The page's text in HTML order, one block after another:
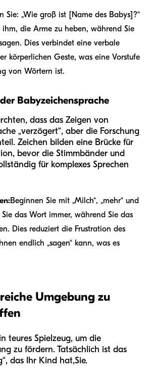
Sie: „Wie groß ist [Name des Babys]?“
ihm, die Arme zu heben, während Sie
sagen. Dies verbindet eine verbale
körperlichen Geste, was eine Vorstufe
von Wörtern ist.
Babyzeichensprache
dass das Zeigen von
„verzögert“, aber die Forschung
Zeichen bilden eine Brücke für
bevor die Stimmbänder und
für komplexes Sprechen
Beginnen Sie mit „Milch“, „mehr“ und
Sie das Wort immer, während Sie das
Dies reduziert die Frustration des
endlich „sagen“ kann, was es
Umgebung zu
teures Spielzeug, um die
zu fördern. Tatsächlich ist das
das Ihr Kind hat,Sie.